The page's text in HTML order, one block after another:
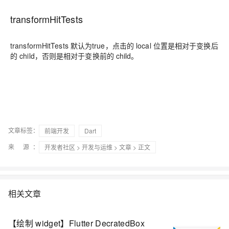
transformHitTests
transformHitTests 默认为true，点击的 local 位置是相对于变换后
的 child，否则是相对于变换前的 child。
文章标签： 前端开发
Dart
来 源：
开发者社区 > 开发与运维 > 文章 > 正文
相关文章
【绘制 widget】Flutter DecratedBox